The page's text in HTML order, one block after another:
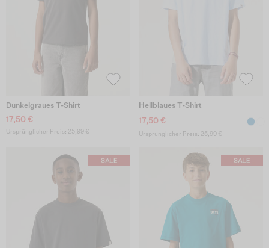
Dunkelgraues T-Shirt
17,50 €
Ursprünglicher Preis: 25,99 €
Hellblaues T-Shirt
17,50 €
Ursprünglicher Preis: 25,99 €